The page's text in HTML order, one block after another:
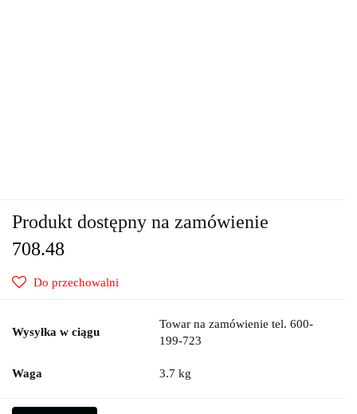
Produkt dostępny na zamówienie
708.48
Do przechowalni
Wysyłka w ciągu
Towar na zamówienie tel. 600-
199-723
Waga 3.7 kg